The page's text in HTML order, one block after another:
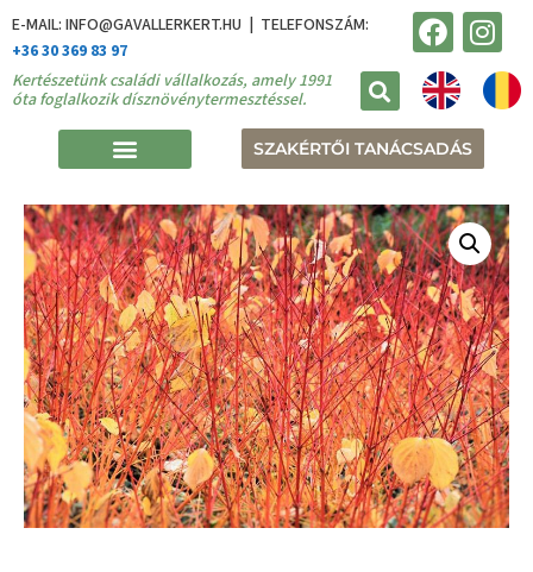
E-MAIL: INFO@GAVALLERKERT.HU | TELEFONSZÁM:
+36 30 369 83 97
Kertészetünk családi vállalkozás, amely 1991
óta foglalkozik dísznövénytermesztéssel.
SZAKÉRTŐI TANÁCSADÁS